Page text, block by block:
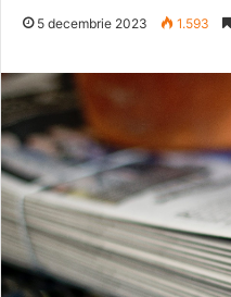
5 decembrie 2023 1.593